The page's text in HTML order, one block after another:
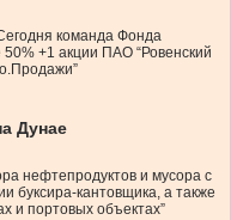
команда Фонда
+1 акции ПАО “Ровенский
Дунае
нефтепродуктов и мусора с
буксира-кантовщика, а также
и портовых объектах”